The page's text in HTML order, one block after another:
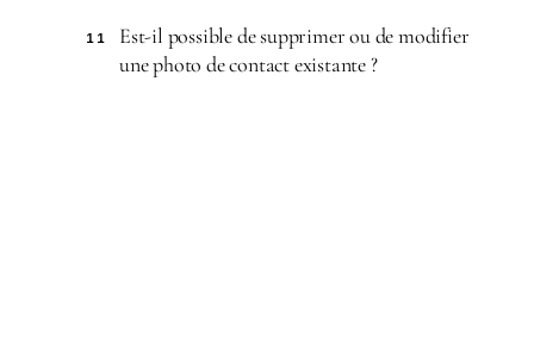
11
Est-il possible de supprimer ou de modifier
une photo de contact existante ?